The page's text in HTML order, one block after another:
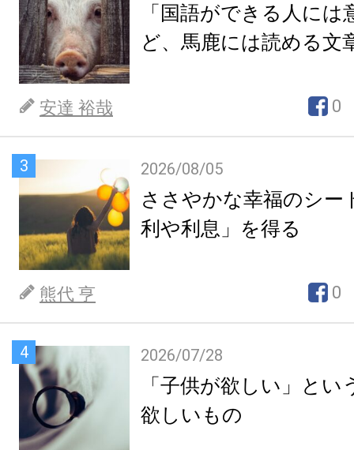
「国語ができる人には
ど、馬鹿には読める文
安達 裕哉 0
3 2026/08/05
ささやかな幸福のシー
利や利息」を得る
熊代 亨 0
4 2026/07/28
「子供が欲しい」とい
欲しいもの